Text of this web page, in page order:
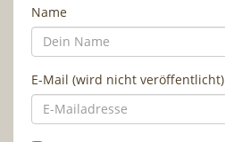
Name
E-Mail (wird nicht veröffentlicht)